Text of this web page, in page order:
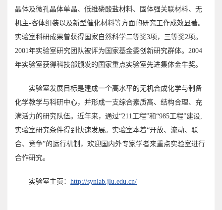
晶体及微孔晶体单晶、低维磷酸盐材料、固体强关联材料、无
机主-客体组装以及新型催化材料等方面的研究工作成效显著。
实验室科研成果曾获得国家自然科学二等奖3项，三等奖2项。
2001年实验室研究团队被评为国家基金委创新研究群体。2004
年实验室获得科技部颁发的国家重点实验室先进集体金牛奖。
实验室发展目标是建成一个高水平的无机合成化学与制备
化学教学与科研中心，并形成一支综合素质高、结构合理、充
满活力的研究队伍。近年来，通过“211工程”和“985工程”建设,
实验室研究条件得到快速发展。实验室本着“开放、流动、联
合、竞争”的运行机制，欢迎国内外专家学者来重点实验室进行
合作研究。
实验室主页： http://synlab.jlu.edu.cn/